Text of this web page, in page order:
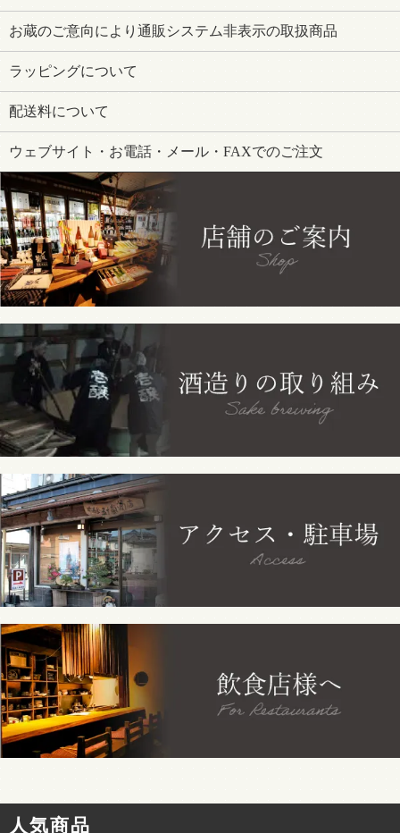
お蔵のご意向により通販システム非表示の取扱商品
ラッピングについて
配送料について
ウェブサイト・お電話・メール・FAXでのご注文
人気商品